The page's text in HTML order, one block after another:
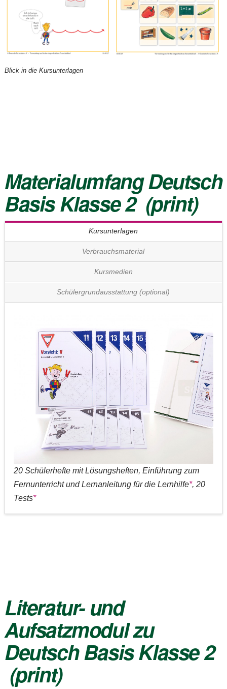
Blick in die Kursunterlagen
MaterialumfangDeutsch
Basis Klasse 2(print)
Kursunterlagen
Verbrauchsmaterial
Kursmedien
Schülergrundausstattung (optional)
20 Schülerhefte mit Lösungsheften, Einführung zum
Fernunterricht und Lernanleitung für die Lernhilfe*, 20
Tests*
Literatur- und
Aufsatzmodul zu
Deutsch Basis Klasse 2
(print)